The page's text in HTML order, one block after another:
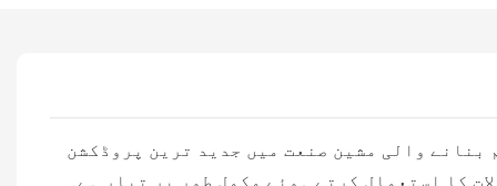
والی مشین صنعت میں جدید ترین پروڈکشن
کا استعمال کرتے ہوئے مکمل طور پر تیار ہے۔